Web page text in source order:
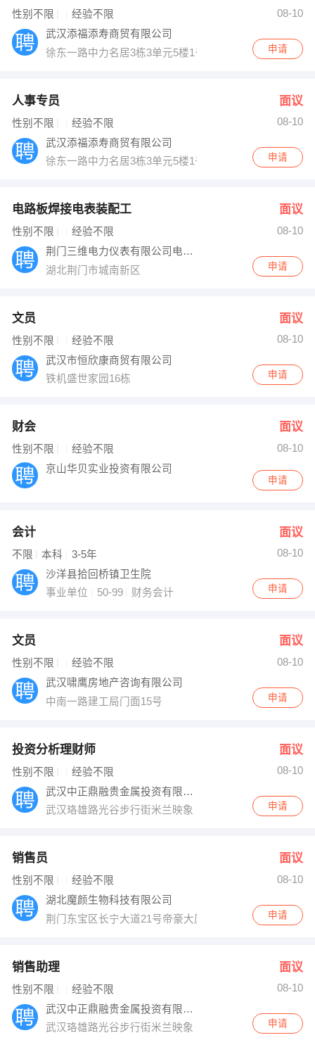
性别不限 经验不限
08-10
武汉添福添寿商贸有限公司
徐东一路中力名居3栋3单元5楼1号
申请
人事专员 面议
性别不限 经验不限
08-10
武汉添福添寿商贸有限公司
徐东一路中力名居3栋3单元5楼1号
申请
电路板焊接电表装配工 面议
性别不限 经验不限
08-10
荆门三维电力仪表有限公司电表厂
湖北荆门市城南新区
申请
文员 面议
性别不限 经验不限
08-10
武汉市恒欣康商贸有限公司
铁机盛世家园16栋
申请
财会 面议
性别不限 经验不限
08-10
京山华贝实业投资有限公司
申请
会计 面议
不限 本科 3-5年
08-10
沙洋县拾回桥镇卫生院
事业单位
50-99 财务会计 申请
文员 面议
性别不限 经验不限
08-10
武汉啸鹰房地产咨询有限公司
中南一路建工局门面15号
申请
投资分析理财师 面议
性别不限 经验不限
08-10
武汉中正鼎融贵金属投资有限公司
武汉珞雄路光谷步行街米兰映象
申请
销售员 面议
性别不限 经验不限
08-10
湖北魔颜生物科技有限公司
荆门东宝区长宁大道21号帝豪大厦一单元1001
申请
销售助理 面议
性别不限 经验不限
08-10
武汉中正鼎融贵金属投资有限公司
武汉珞雄路光谷步行街米兰映象
申请